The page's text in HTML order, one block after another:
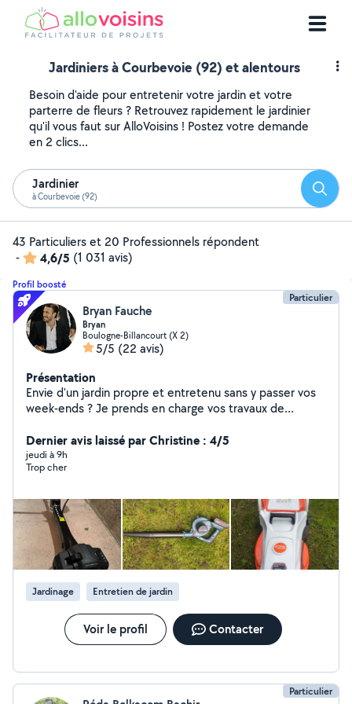
Jardiniers à Courbevoie (92) et alentours
Besoin d'aide pour entretenir votre jardin et votre
parterre de fleurs ? Retrouvez rapidement le jardinier
qu'il vous faut sur AlloVoisins ! Postez votre demande
en 2 clics...
Jardinier
à Courbevoie (92)
43 Particuliers et 20 Professionnels répondent
-
4,6/5 (1 031 avis)
Profil boosté
Particulier
Bryan Fauche
Bryan
Boulogne-Billancourt (X 2)
5/5 (22 avis)
Présentation
Envie d'un jardin propre et entretenu sans y passer vos
week-ends ? Je prends en charge vos travaux de
entretien général et petits travaux de bricolage.
Intervention rapide, travail soigné et matériel
professionnel. Mon objectif : vous laisser un extérieur
Dernier avis laissé par Christine : 4/5
jeudi à 9h
Trop cher
Jardinage Entretien de jardin
Voir le profil Contacter
Particulier